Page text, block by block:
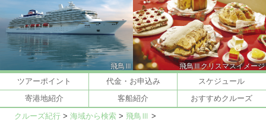
飛鳥Ⅲ 飛鳥Ⅲクリスマスイメージ
ツアーポイント 代金・お申込み
スケジュール
寄港地紹介
客船紹介 おすすめクルーズ
クルーズ紀行> 海域から検索> 飛鳥Ⅲ >